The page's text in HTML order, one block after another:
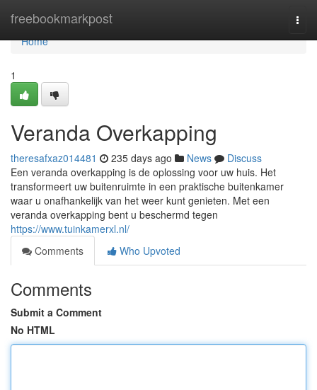
freebookmarkpost
Home
Home
1
Veranda Overkapping
theresafxaz014481 235 days ago News
Discuss
Een veranda overkapping is de oplossing voor uw huis. Het
transformeert uw buitenruimte in een praktische buitenkamer
waar u onafhankelijk van het weer kunt genieten. Met een
veranda overkapping bent u beschermd tegen
https://www.tuinkamerxl.nl/
Comments
Who Upvoted
Comments
Submit a Comment
No HTML